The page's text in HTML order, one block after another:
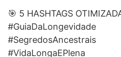
🎯 5 HASHTAGS
#GuiaDaLongevidade
#SegredosAncestrais
#VidaLongaEPlena